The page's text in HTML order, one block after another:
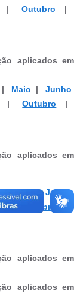
|Outubro |
aplicados em
| Maio | Junho
|Outubro |
aplicados em
Maio|Junho
Outubro|
aplicados em
aplicados em